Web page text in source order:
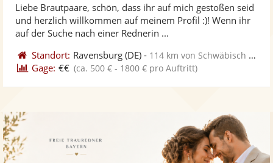
5
Liebe Brautpaare, schön, dass ihr auf mich gestoßen seid
und herzlich willkommen auf meinem Profil :)! Wenn ihr
auf der Suche nach einer Rednerin ...
Standort: Ravensburg (DE) - 114 km von Schwäbisch Gmünd
Gage: €€ (ca. 500 € - 1800 € pro Auftritt)